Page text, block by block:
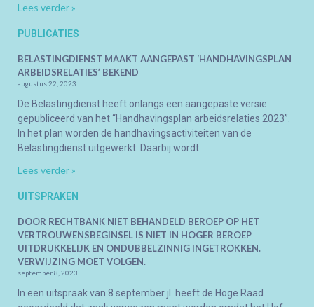
Lees verder »
PUBLICATIES
BELASTINGDIENST MAAKT AANGEPAST ‘HANDHAVINGSPLAN
ARBEIDSRELATIES’ BEKEND
augustus 22, 2023
De Belastingdienst heeft onlangs een aangepaste versie
gepubliceerd van het “Handhavingsplan arbeidsrelaties 2023”.
In het plan worden de handhavingsactiviteiten van de
Belastingdienst uitgewerkt. Daarbij wordt
Lees verder »
UITSPRAKEN
DOOR RECHTBANK NIET BEHANDELD BEROEP OP HET
VERTROUWENSBEGINSEL IS NIET IN HOGER BEROEP
UITDRUKKELIJK EN ONDUBBELZINNIG INGETROKKEN.
VERWIJZING MOET VOLGEN.
september 8, 2023
In een uitspraak van 8 september jl. heeft de Hoge Raad